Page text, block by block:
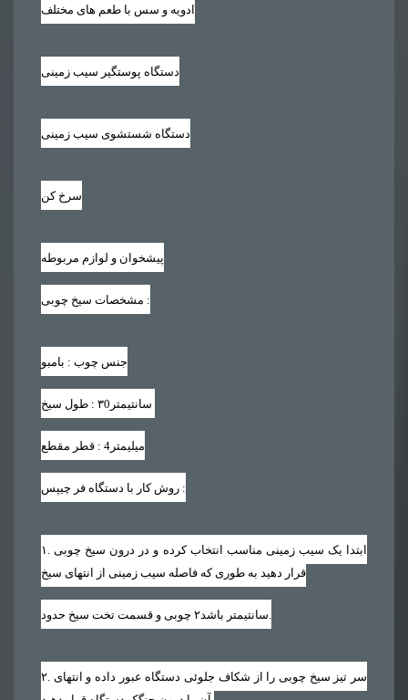
ادویه و سس با طعم های مختلف
دستگاه پوستگیر سیب زمینی
دستگاه شستشوی سیب زمینی
سرخ کن
پیشخوان و لوازم مربوطه
مشخصات سیخ چوبی :
جنس چوب : بامبو
طول سیخ : ۳0 سانتیمتر
قطر مقطع : 4 میلیمتر
روش کار با دستگاه فر چیپس :
۱
قرار دهید به طوری که فاصله سیب زمینی از انتهای سیخ
۲سانتیمتر باشد
۲